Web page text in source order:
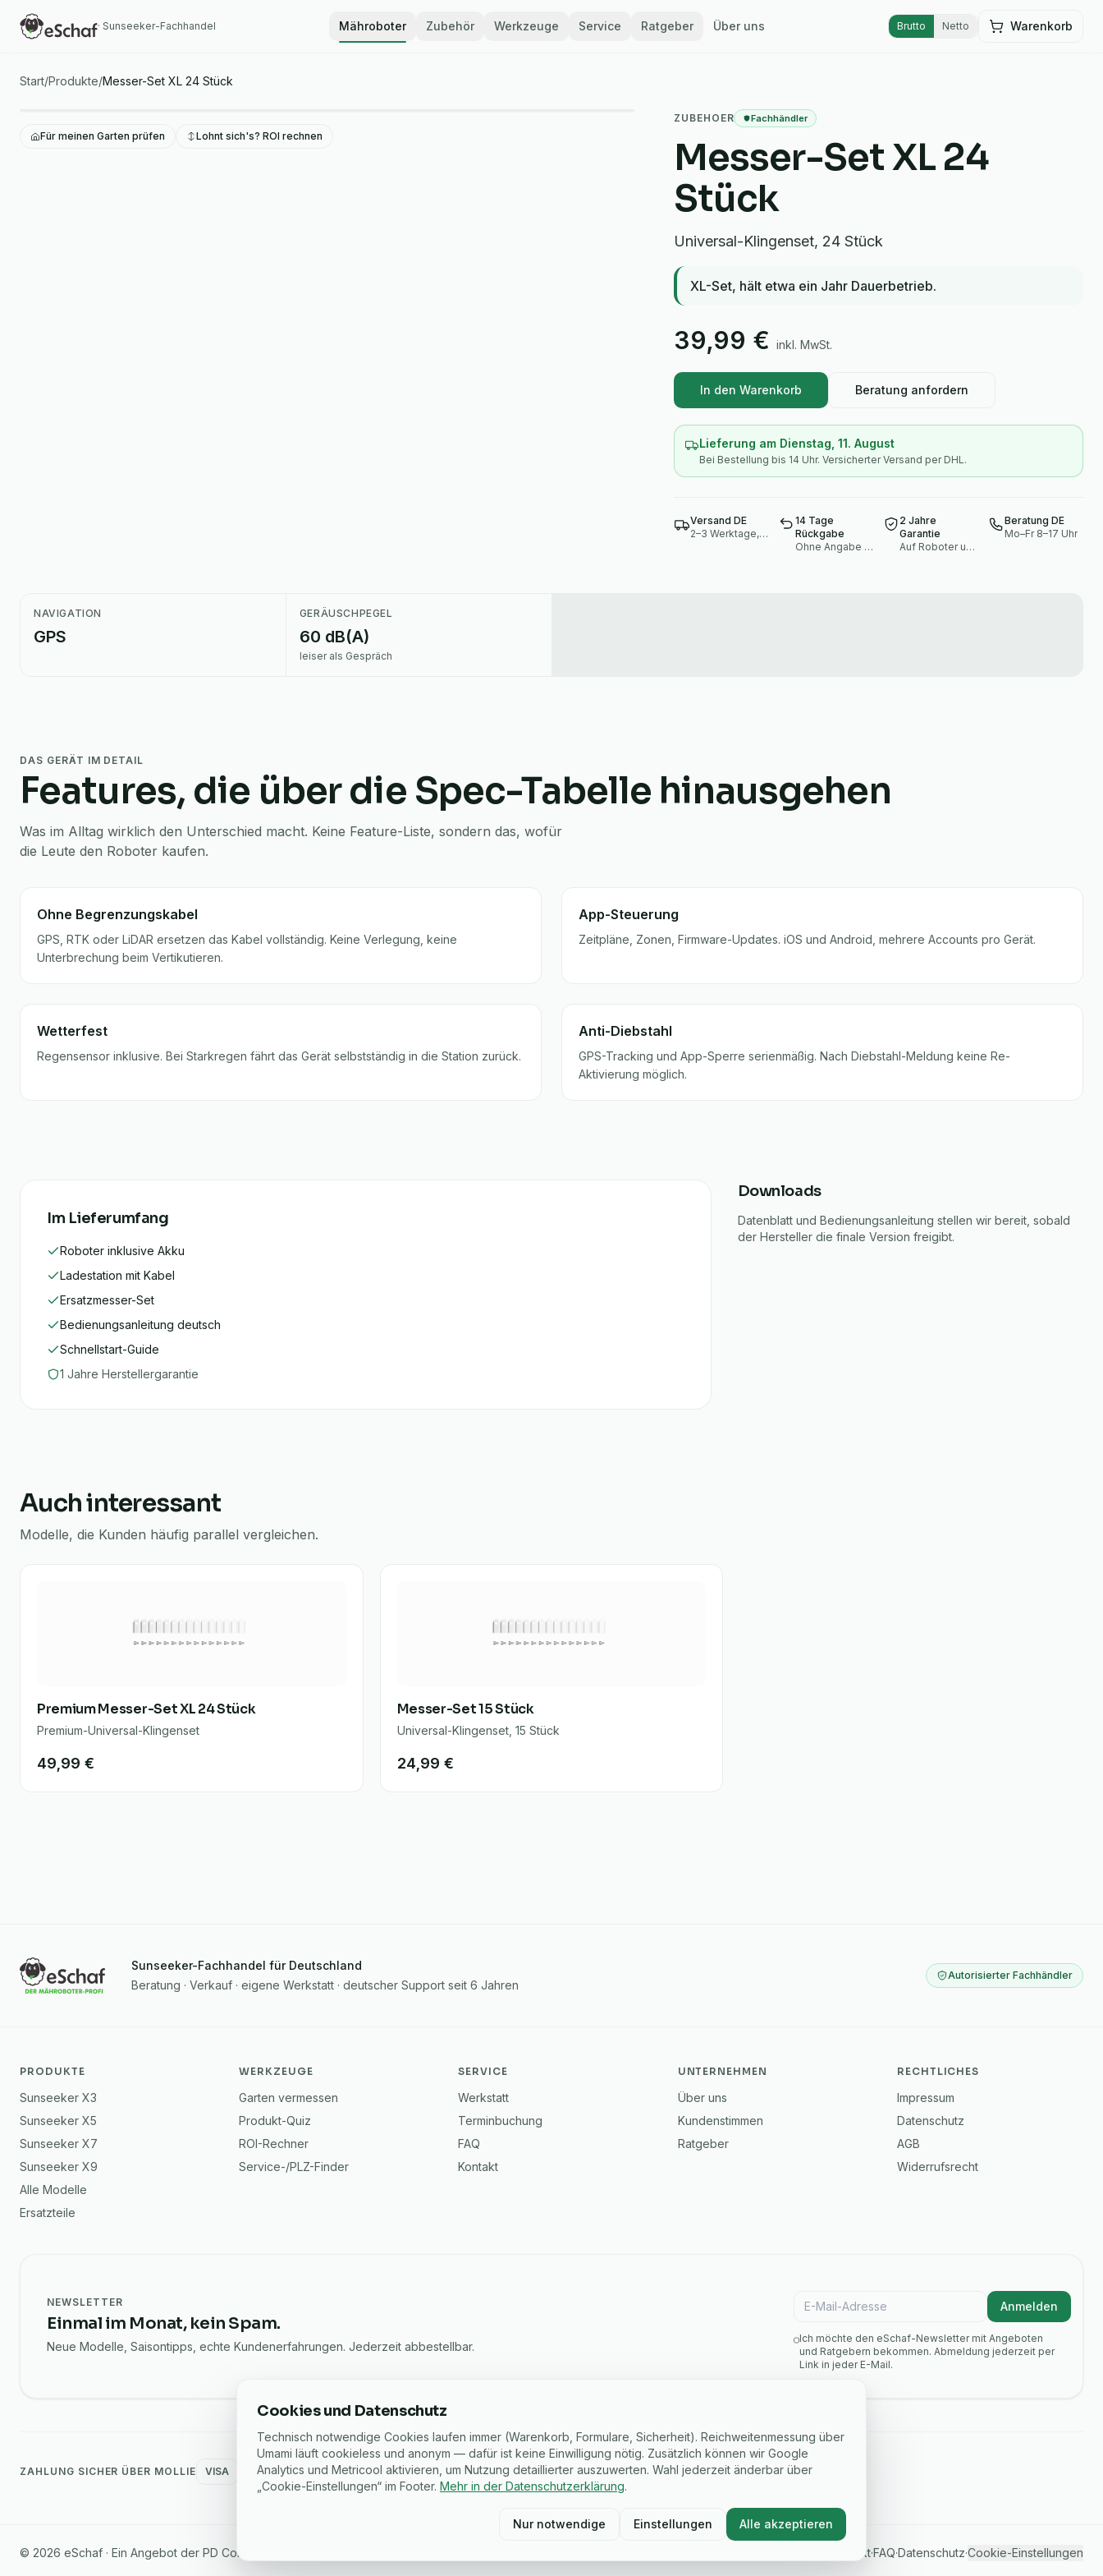
· Sunseeker-Fachhandel Mähroboter Zubehör Werkzeuge Service Ratgeber Über uns Brutto Netto Warenkorb
Start/Produkte/Messer-Set XL 24 Stück
Für meinen Garten prüfen Lohnt sich's? ROI rechnen
ZUBEHOER Fachhändler
Messer-Set XL 24
Stück
Universal-Klingenset, 24 Stück
XL-Set, hält etwa ein Jahr Dauerbetrieb.
39,99 € inkl. MwSt.
In den Warenkorb Beratung anfordern
Lieferung am Dienstag, 11. August
Bei Bestellung bis 14 Uhr. Versicherter Versand per DHL.
Versand DE
2–3 Werktage, versichert
14 Tage
Rückgabe
Ohne Angabe von Gründen
2 Jahre
Garantie
Auf Roboter und Akku
Beratung DE
Mo–Fr 8–17 Uhr
NAVIGATION
GPS
GERÄUSCHPEGEL
60 dB(A)
leiser als Gespräch
DAS GERÄT IM DETAIL
Features, die über die Spec-Tabelle hinausgehen
Was im Alltag wirklich den Unterschied macht. Keine Feature-Liste, sondern das, wofür
die Leute den Roboter kaufen.
Ohne Begrenzungskabel
GPS, RTK oder LiDAR ersetzen das Kabel vollständig. Keine Verlegung, keine
Unterbrechung beim Vertikutieren.
App-Steuerung
Zeitpläne, Zonen, Firmware-Updates. iOS und Android, mehrere Accounts pro Gerät.
Wetterfest
Regensensor inklusive. Bei Starkregen fährt das Gerät selbstständig in die Station zurück.
Anti-Diebstahl
GPS-Tracking und App-Sperre serienmäßig. Nach Diebstahl-Meldung keine Re-
Aktivierung möglich.
Im Lieferumfang
Roboter inklusive Akku
Ladestation mit Kabel
Ersatzmesser-Set
Bedienungsanleitung deutsch
Schnellstart-Guide
1 Jahre Herstellergarantie
Downloads
Datenblatt und Bedienungsanleitung stellen wir bereit, sobald
der Hersteller die finale Version freigibt.
Auch interessant
Modelle, die Kunden häufig parallel vergleichen.
Premium Messer-Set XL 24 Stück
Premium-Universal-Klingenset
49,99 €
Messer-Set 15 Stück
Universal-Klingenset, 15 Stück
24,99 €
Sunseeker-Fachhandel für Deutschland
Beratung · Verkauf · eigene Werkstatt · deutscher Support seit 6 Jahren
Autorisierter Fachhändler
PRODUKTE
Sunseeker X3
Sunseeker X5
Sunseeker X7
Sunseeker X9
Alle Modelle
Ersatzteile
WERKZEUGE
Garten vermessen
Produkt-Quiz
ROI-Rechner
Service-/PLZ-Finder
SERVICE
Werkstatt
Terminbuchung
FAQ
Kontakt
UNTERNEHMEN
Über uns
Kundenstimmen
Ratgeber
RECHTLICHES
Impressum
Datenschutz
AGB
Widerrufsrecht
NEWSLETTER
Einmal im Monat, kein Spam.
Neue Modelle, Saisontipps, echte Kundenerfahrungen. Jederzeit abbestellbar.
E-Mail für Newsletter Anmelden
Ich möchte den eSchaf-Newsletter mit Angeboten
und Ratgebern bekommen. Abmeldung jederzeit per
Link in jeder E-Mail.
ZAHLUNG SICHER ÜBER MOLLIE VISA MC PayPal Klarna SEPA Pay G Pay
© 2026 eSchaf · Ein Angebot der PD Concept GmbH, Dinklage Kontakt·FAQ·Datenschutz·Cookie-Einstellungen
Cookies und Datenschutz
Technisch notwendige Cookies laufen immer (Warenkorb, Formulare, Sicherheit). Reichweitenmessung über
Umami läuft cookieless und anonym — dafür ist keine Einwilligung nötig. Zusätzlich können wir Google
Analytics und Metricool aktivieren, um Nutzung detaillierter auszuwerten. Wahl jederzeit änderbar über
„Cookie-Einstellungen“ im Footer. Mehr in der Datenschutzerklärung.
Nur notwendige Einstellungen Alle akzeptieren